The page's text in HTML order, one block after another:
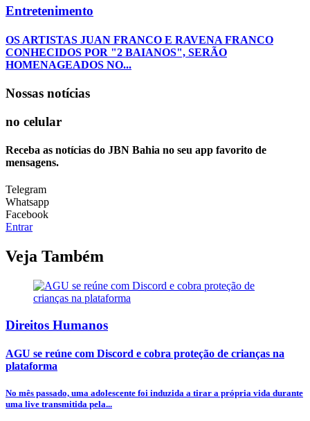
Entretenimento
OS ARTISTAS JUAN FRANCO E RAVENA FRANCO
CONHECIDOS POR "2 BAIANOS", SERÃO
HOMENAGEADOS NO...
Nossas notícias
no celular
Receba as notícias do JBN Bahia no seu app favorito de
mensagens.
Telegram
Whatsapp
Facebook
Entrar
Veja Também
Direitos Humanos
AGU se reúne com Discord e cobra proteção de crianças na
plataforma
No mês passado, uma adolescente foi induzida a tirar a própria vida durante
uma live transmitida pela...